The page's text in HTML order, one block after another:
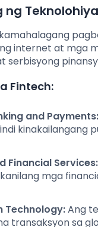
internet at mga
serbisyong
Fintech:
and Payments:
kinakailangang
Financial Services:
mga
Technology:Ang
transaksyon sa